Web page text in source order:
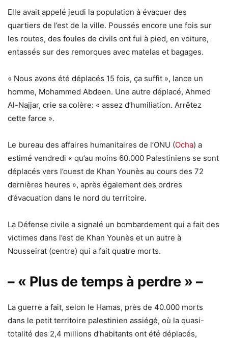
Elle avait appelé jeudi la population à évacuer des
quartiers de l’est de la ville. Poussés encore une fois sur
les routes, des foules de civils ont fui à pied, en voiture,
entassés sur des remorques avec matelas et bagages.
« Nous avons été déplacés 15 fois, ça suffit », lance un
homme, Mohammed Abdeen. Une autre déplacé, Ahmed
Al-Najjar, crie sa colère: « assez d’humiliation. Arrêtez
cette farce ».
Le bureau des affaires humanitaires de l’ONU (Ocha) a
estimé vendredi « qu’au moins 60.000 Palestiniens se sont
déplacés vers l’ouest de Khan Younès au cours des 72
dernières heures », après également des ordres
d’évacuation dans le nord du territoire.
La Défense civile a signalé un bombardement qui a fait des
victimes dans l’est de Khan Younès et un autre à
Nousseirat (centre) qui a fait quatre morts.
– « Plus de temps à perdre » –
La guerre a fait, selon le Hamas, près de 40.000 morts
dans le petit territoire palestinien assiégé, où la quasi-
totalité des 2,4 millions d’habitants ont été déplacés,